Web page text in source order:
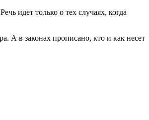
идет только о тех случаях, когда
А в законах прописано, кто и как несет